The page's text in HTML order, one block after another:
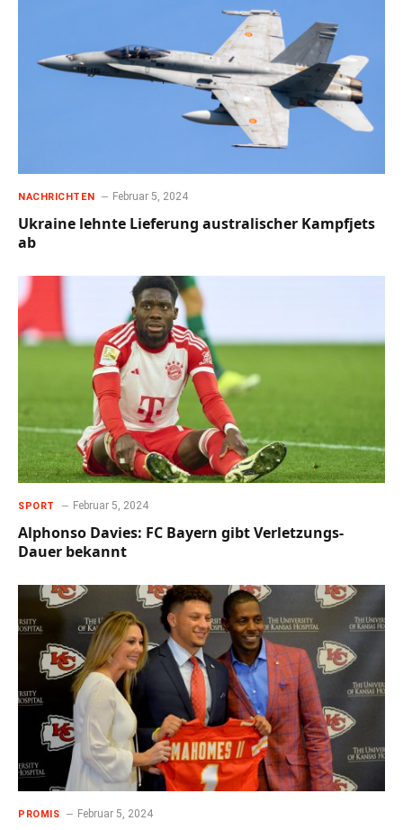
NACHRICHTEN Februar 5, 2024
Ukraine lehnte Lieferung australischer Kampfjets
ab
SPORT Februar 5, 2024
Alphonso Davies: FC Bayern gibt Verletzungs-
Dauer bekannt
PROMIS Februar 5, 2024